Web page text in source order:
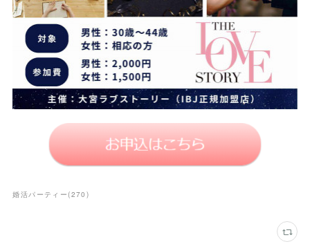
婚活パーティー(270 )